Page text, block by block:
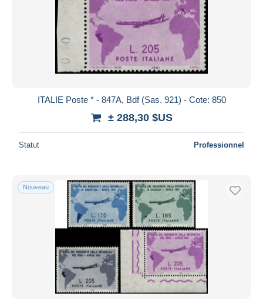
ITALIE Poste * - 847A, Bdf (Sas. 921) - Cote: 850
± 288,30 $US
Statut Professionnel
Nouveau